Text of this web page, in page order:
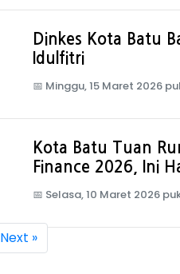
Dinkes Kota Batu
Idulfitri
📅 Minggu, 15 Maret 2026
Kota Batu Tuan
Finance 2026, Ini
📅 Selasa, 10 Maret 2026
Next »